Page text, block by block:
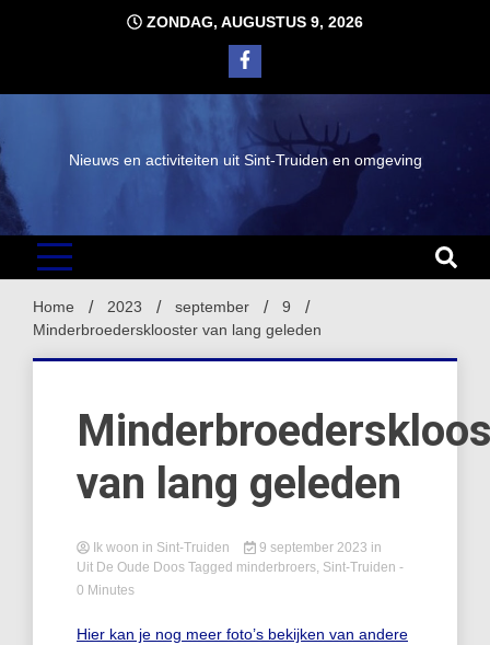
ZONDAG, AUGUSTUS 9, 2026
Nieuws en activiteiten uit Sint-Truiden en omgeving
Home 2023 september
9
Minderbroedersklooster van lang geleden
van lang geleden
Ik woon in Sint-Truiden 9 september 2023 in
Uit De Oude Doos Tagged minderbroers, Sint-Truiden -
0 Minutes
Hier kan je nog meer foto’s bekijken van andere